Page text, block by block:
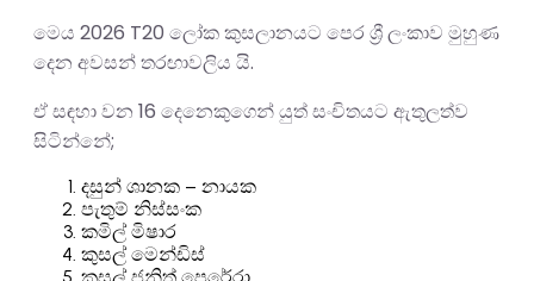
මෙය 2026 T20 ලෝක කුසලානයට පෙර ශ්‍රී ලංකාව මුහුණ
දෙන අවසන් තරඟාවලිය යි.
ඒ සඳහා වන 16 දෙනෙකුගෙන් යුත් සංචිතයට ඇතුලත්ව
සිටින්නේ;
දසුන් ශානක – නායක
පැතුම් නිස්සංක
කමිල් මිෂාර
කුසල් මෙන්ඩිස්